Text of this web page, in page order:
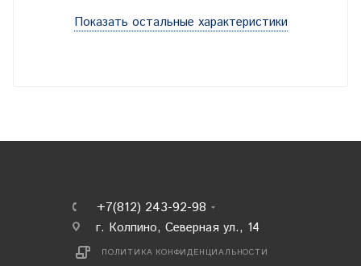
Показать остальные характеристики
+7(812) 243-92-98
г. Колпино, Северная ул., 14
ПОЛИТИКА КОНФИДЕНЦИАЛЬНОСТИ